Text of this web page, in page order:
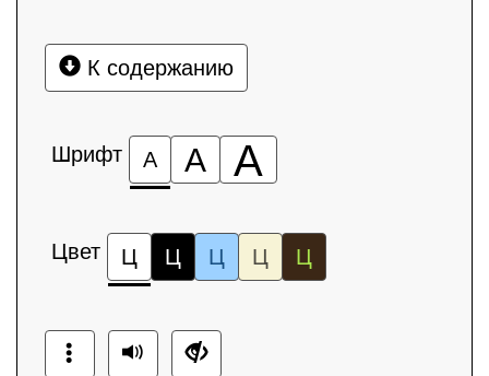
К содержанию
Шрифт А А А
Цвет Ц Ц Ц Ц Ц